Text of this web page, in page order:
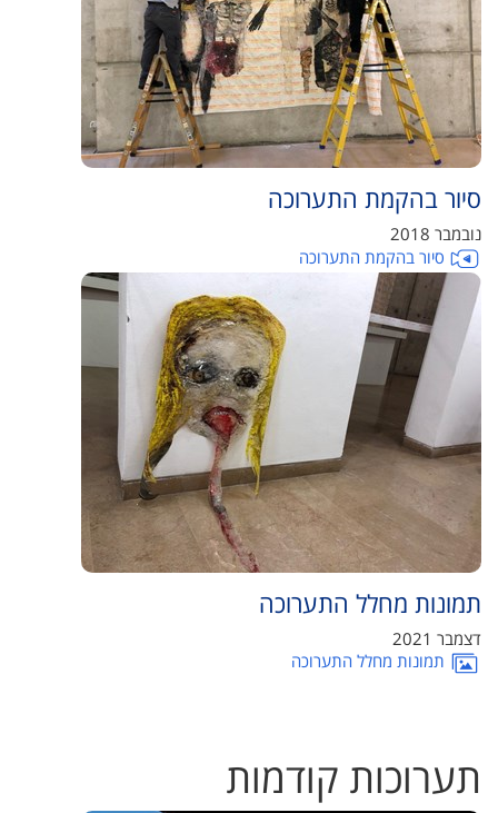
סיור בהקמת התערוכה
נובמבר 2018
סיור בהקמת התערוכה
תמונות מחלל התערוכה
דצמבר 2021
תמונות מחלל התערוכה
תערוכות קודמות